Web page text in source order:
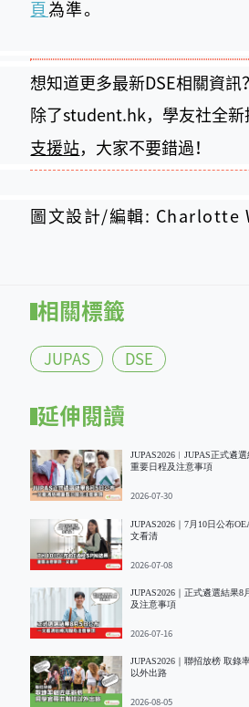
頁 為準。
想知道更多最新DSE相關資訊
除了student.hk，學友社全新
支援站，大家不要錯過！
圖文設計/編輯: Charlotte
相關標籤
JUPAS DSE
延伸閱讀
JUPAS2026︱JUPAS正式遴
重要日程及注意事項
2026-07-30
JUPAS2026｜7月10日公布
文看清
2026-07-08
JUPAS2026｜正式遴選結果
及注意事項
2026-07-16
JUPAS2026｜聯招放榜 取錄率創近年新低 同學宜尋求聯招
以外出路
2026-08-05